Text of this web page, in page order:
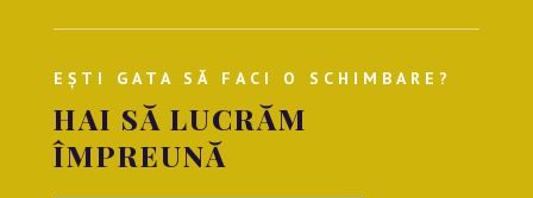
EȘTI GATA SĂ FACI O SCHIMBARE?
HAI SĂ LUCRĂM
ÎMPREUNĂ